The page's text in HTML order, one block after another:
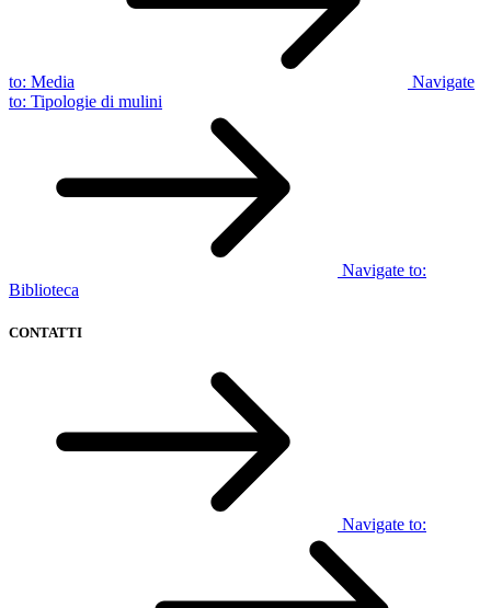
to: Media
Navigate
to: Tipologie di mulini
Navigate to:
Biblioteca
CONTATTI
Navigate to: